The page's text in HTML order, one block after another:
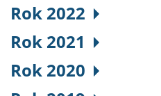
Rok 2022
Rok 2021
Rok 2020